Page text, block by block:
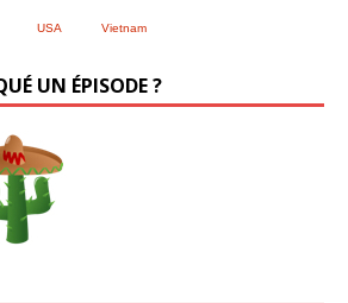
USA Vietnam
UN ÉPISODE ?